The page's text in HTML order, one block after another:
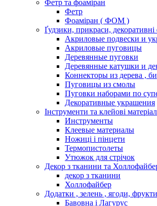
Фетр та фоаміран
Фетр
Фоаміран ( ФОМ )
Ґудзики, прикраси, декоративні
Акриловые подвески и
Акриловые пуговицы
Деревянные пуговки
Деревянные катушки и
Коннекторы из дерева ,
Пуговицы из смолы
Пуговки наборами по
Декоративные украшения
Інструменти та клейові
Инструменты
Клеевые материалы
Ножиці і пінцети
Термопистолеты
Утюжок для стрічок
Декор з тканини та
декор з тканини
Холлофайбер
Додатки , зелень , ягоди, фрукти
Бавовна і Лагурус